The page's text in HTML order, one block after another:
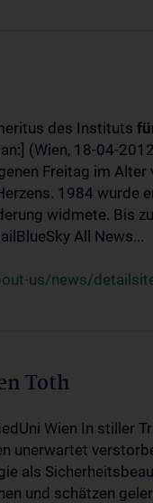
des Instituts
(Wien, 18-04-
Freitag im
1984 wurde
widmete. Bis
All News...
us/news/
Toth
Wien In stiller
unerwartet
als
und schätzen